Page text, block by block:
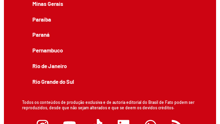
Minas Gerais
Paraíba
Paraná
Pernambuco
Rio de Janeiro
Rio Grande do Sul
Todos os conteúdos de produção exclusiva e de autoria editorial do Brasil de Fato podem ser
reproduzidos, desde que não sejam alterados e que se deem os devidos créditos.